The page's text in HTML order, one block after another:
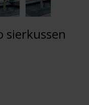
sierkussen